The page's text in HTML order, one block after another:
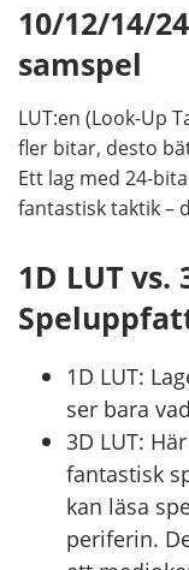
10/12/14/
samspel
LUT:en (Look-Up
fler bitar, desto
Ett lag med 24-
fantastisk taktik –
1D LUT vs.
1D LUT:
ser bara
3D LUT:
fantastisk
kan läsa
periferin.